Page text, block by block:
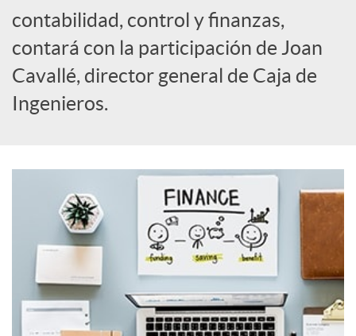
c
i
s
contabilidad, control y finanzas,
contará con la participación de Joan
Cavallé, director general de Caja de
Ingenieros.